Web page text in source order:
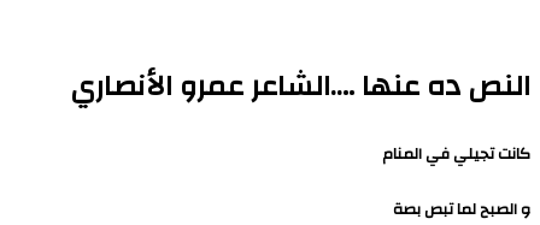
النص ده عنها ….الشاعر عمرو الأنصاري
كانت تجيلي في المنام
و الصبح لما تبص بصة